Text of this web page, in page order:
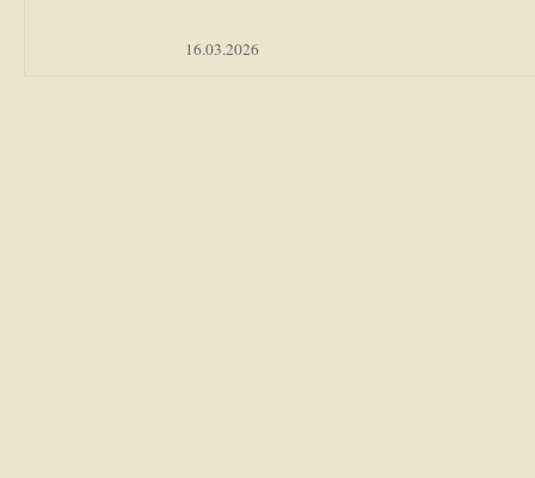
16.03.2026